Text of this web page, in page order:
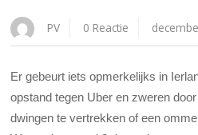
PV 0 Reactie
Er gebeurt iets opmerkelijks in
opstand tegen Uber en zweren
dwingen te vertrekken of een